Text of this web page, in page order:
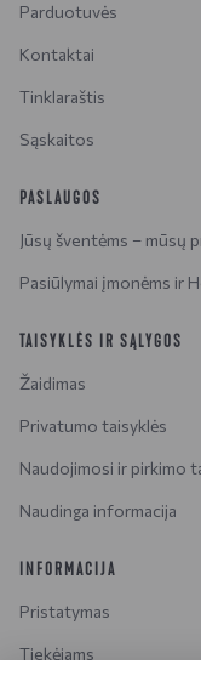
Parduotuvės
Kontaktai
Tinklaraštis
Sąskaitos
PASLAUGOS
Jūsų šventėms – mūsų
Pasiūlymai įmonėms ir
TAISYKLĖS IR SĄLYGOS
Žaidimas
Privatumo taisyklės
Naudojimosi ir pirkimo
Naudinga informacija
INFORMACIJA
Pristatymas
Tiekėjams